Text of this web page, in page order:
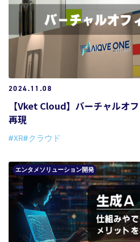
2024.11.08
【Vket Cloud】バーチャルオ
再現
#XR#クラウド
エンタメソリューション開発